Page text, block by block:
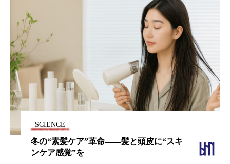
SNSの「加工顔」と美容医療｜AI
がもたらす可能性とこれから
2026.07.13
GWI調査から読み解く2030年の
都市型スパ――身近なウェルネ
の次世代モデル
2026.08.06
FEATURED
SCIENCE
冬の“素髪ケア”革命——髪と頭皮に“スキ
ンケア感覚”を